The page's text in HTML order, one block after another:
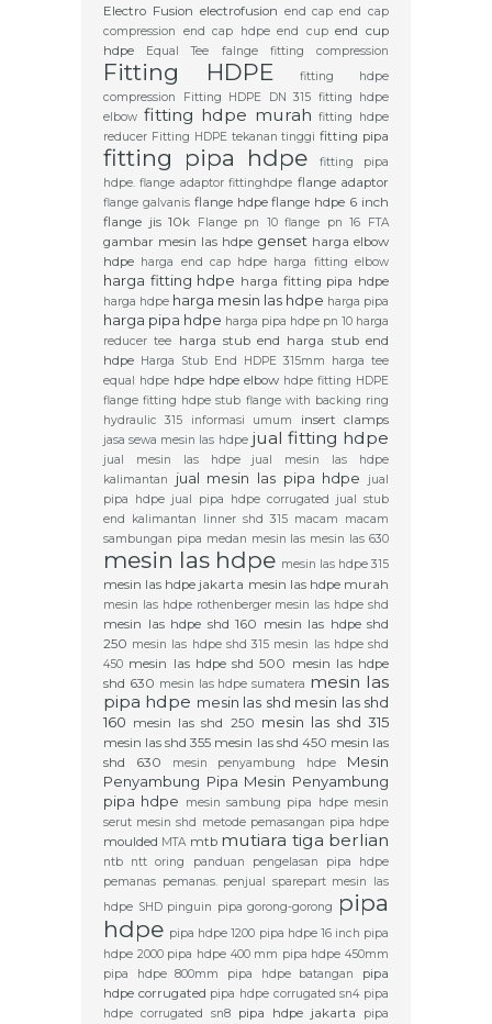
Electro Fusion electrofusion end cap end cap
compression
end cap hdpe end cup end cup
hdpe
Equal Tee falnge fitting compression
Fitting HDPE
fitting hdpe
compression
Fitting HDPE DN 315 fitting hdpe
elbow fitting hdpe murah fitting hdpe
reducer Fitting HDPE tekanan tinggi fitting pipa
fitting pipa hdpe
fitting pipa
hdpe. flange adaptor fittinghdpe flange adaptor
flange galvanis flange hdpe flange hdpe 6 inch
flange jis 10k
Flange pn 10 flange pn 16 FTA
gambar mesin las hdpe genset harga elbow
hdpe harga end cap hdpe harga fitting elbow
harga fitting hdpe harga fitting pipa hdpe
harga hdpe harga mesin las hdpe harga pipa
harga pipa hdpe harga pipa hdpe pn 10 harga
reducer tee
harga stub end harga stub end
hdpe Harga Stub End HDPE 315mm
harga tee
equal hdpe hdpe hdpe elbow hdpe fitting HDPE
flange fitting hdpe stub flange with backing ring
hydraulic 315
informasi umum insert clamps
jasa sewa mesin las hdpe jual fitting hdpe
jual mesin las hdpe
jual mesin las hdpe
kalimantan
jual mesin las pipa hdpe
jual
pipa hdpe jual pipa hdpe corrugated
jual stub
end
kalimantan linner shd 315 macam macam
sambungan pipa medan mesin las mesin las 630
mesin las hdpe mesin las hdpe 315
mesin las hdpe jakarta mesin las hdpe murah
mesin las hdpe rothenberger mesin las hdpe shd
mesin las hdpe shd 160 mesin las hdpe shd
250 mesin las hdpe shd 315 mesin las hdpe shd
450 mesin las hdpe shd 500 mesin las hdpe
shd 630 mesin las hdpe sumatera mesin las
pipa hdpe mesin las shd mesin las shd
160 mesin las shd 250 mesin las shd 315
mesin las shd 355 mesin las shd 450 mesin las
shd 630
mesin penyambung hdpe
Mesin
Penyambung Pipa Mesin Penyambung
pipa hdpe
mesin sambung pipa hdpe mesin
serut mesin shd metode pemasangan pipa hdpe
moulded MTA mtb mutiara tiga berlian
ntb ntt oring
panduan pengelasan pipa hdpe
pemanas pemanas. penjual sparepart mesin las
hdpe SHD pinguin pipa gorong-gorong
pipa
hdpe pipa hdpe 1200 pipa hdpe 16 inch pipa
hdpe 2000 pipa hdpe 400 mm pipa hdpe 450mm
pipa hdpe 800mm
pipa hdpe batangan
pipa
hdpe corrugated pipa hdpe corrugated sn4 pipa
hdpe corrugated sn8
pipa hdpe jakarta
pipa